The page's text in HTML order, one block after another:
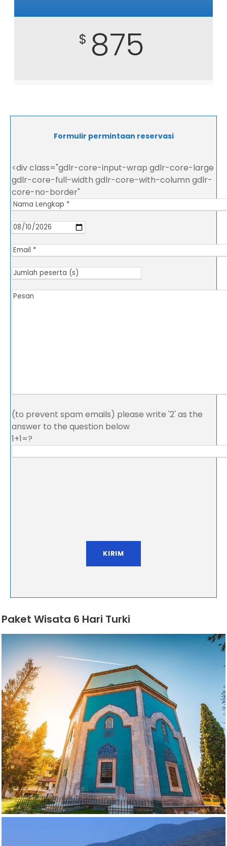
$ 875
Formulir permintaan reservasi
<div class="gdlr-core-input-wrap gdlr-core-large
gdlr-core-full-width gdlr-core-with-column gdlr-
core-no-border"
(to prevent spam emails) please write '2' as the
answer to the question below
1+1=?
Paket Wisata 6 Hari Turki